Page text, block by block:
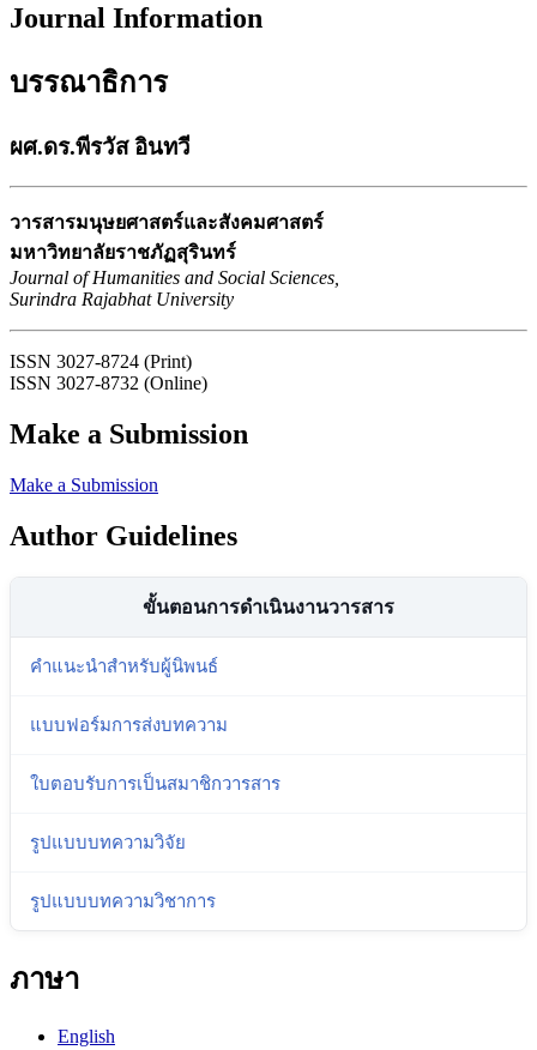
Journal Information
บรรณาธิการ
ผศ.ดร.พีรวัส อินทวี
วารสารมนุษยศาสตร์และสังคมศาสตร์
มหาวิทยาลัยราชภัฏสุรินทร์
Journal of Humanities and Social Sciences,
Surindra Rajabhat University
ISSN 3027-8724 (Print)
ISSN 3027-8732 (Online)
Make a Submission
Make a Submission
Author Guidelines
ขั้นตอนการดำเนินงานวารสาร
คำแนะนำสำหรับผู้นิพนธ์
แบบฟอร์มการส่งบทความ
ใบตอบรับการเป็นสมาชิกวารสาร
รูปแบบบทความวิจัย
รูปแบบบทความวิชาการ
ภาษา
English